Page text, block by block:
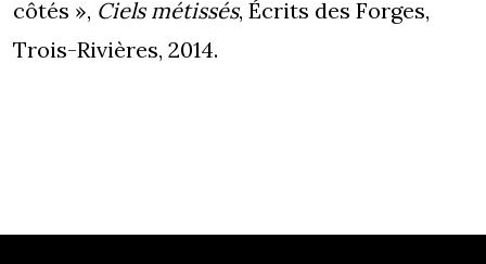
côtés », Ciels métissés, Écrits des Forges,
Trois-Rivières, 2014.